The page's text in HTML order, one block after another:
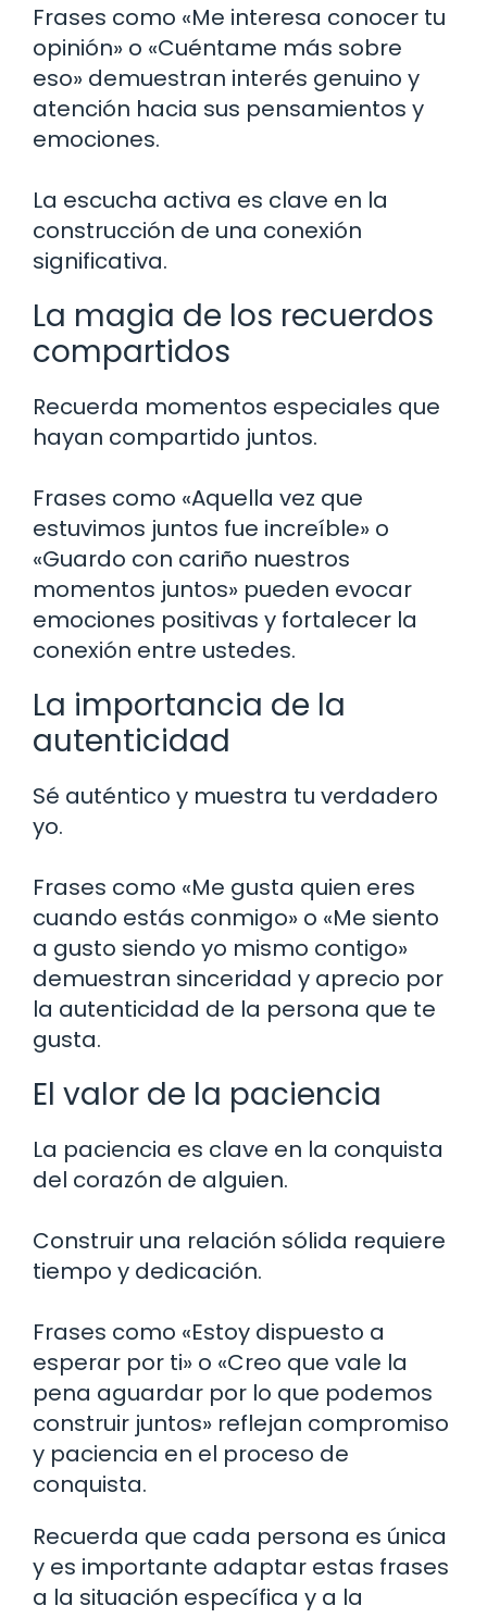
Frases como «Me interesa conocer tu
opinión» o «Cuéntame más sobre
eso» demuestran interés genuino y
atención hacia sus pensamientos y
emociones.
La escucha activa es clave en la
construcción de una conexión
significativa.
La magia de los recuerdos
compartidos
Recuerda momentos especiales que
hayan compartido juntos.
Frases como «Aquella vez que
estuvimos juntos fue increíble» o
«Guardo con cariño nuestros
momentos juntos» pueden evocar
emociones positivas y fortalecer la
conexión entre ustedes.
La importancia de la
autenticidad
Sé auténtico y muestra tu verdadero
yo.
Frases como «Me gusta quien eres
cuando estás conmigo» o «Me siento
a gusto siendo yo mismo contigo»
demuestran sinceridad y aprecio por
la autenticidad de la persona que te
gusta.
El valor de la paciencia
La paciencia es clave en la conquista
del corazón de alguien.
Construir una relación sólida requiere
tiempo y dedicación.
Frases como «Estoy dispuesto a
esperar por ti» o «Creo que vale la
pena aguardar por lo que podemos
construir juntos» reflejan compromiso
y paciencia en el proceso de
conquista.
Recuerda que cada persona es única
y es importante adaptar estas frases
a la situación específica y a la